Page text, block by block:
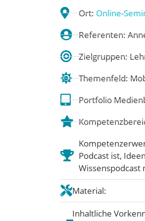
Ort:Online-
Referenten:
Zielgruppen:
Themenfeld:
Portfolio
Podcast ist,
Wissenspodcast
Material:
Inhaltliche